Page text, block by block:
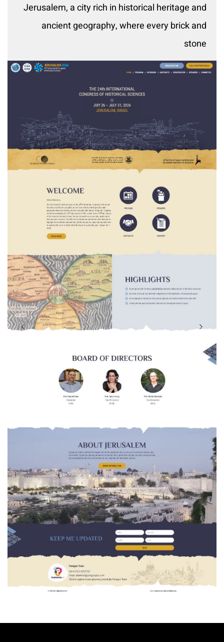
Jerusalem, a city rich in historical heritage and
ancient geography, where every brick and
stone